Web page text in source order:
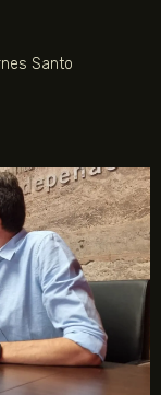
Santo